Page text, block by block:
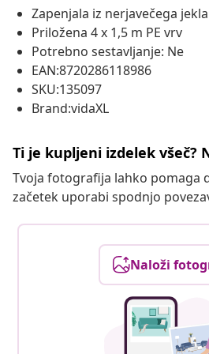
Zapenjala iz nerjavečega
Priložena 4 x 1,5 m PE vrv
Potrebno sestavljanje: Ne
EAN:8720286118986
SKU:135097
Brand:vidaXL
Ti je kupljeni izdelek všeč?
Tvoja fotografija lahko pomaga
začetek uporabi spodnjo
Naloži